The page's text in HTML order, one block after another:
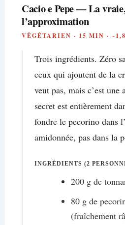
Cacio e Pepe — La
l’approximation
VÉGÉTARIEN · 15 MIN ·
Trois ingrédients. Zéro
ceux qui ajoutent de la
veut pas, mais c’est une
secret est entièrement
fondre le pecorino dans
amidonnée, pas dans la
INGRÉDIENTS (2
200 g de
80 g de
(fraîchement